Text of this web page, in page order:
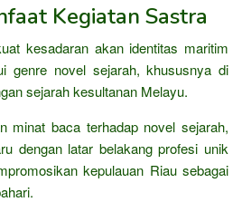
Kegiatan Sastra
kesadaran akan identitas maritim
genre novel sejarah, khususnya di
sejarah kesultanan Melayu.
minat baca terhadap novel sejarah,
dengan latar belakang profesi unik
kepulauan Riau sebagai